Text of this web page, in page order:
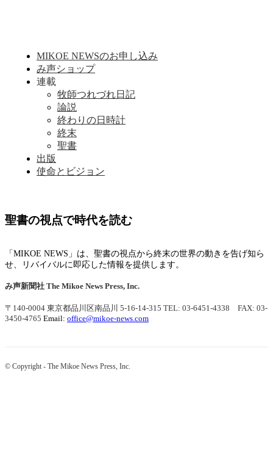
MIKOE NEWSのお申し込み
み声ショップ
連載
牧師つれづれ日記
論説
終わりの日時計
終末
聖書
出版
使命とビジョン
聖書の視点で時代を読む
「MIKOE NEWS」は、聖書の視点から終末の世界の動きを告げ知ら
せ、リバイバルに即応した情報を提供します。
み声新聞社 The Mikoe News Press, Inc.
〒140-0004 東京都品川区南品川 5-16-14-315 TEL: 03-6451-4338 FAX: 03-
3450-4765 Email: office@mikoe-news.com
© Copyright - The Mikoe News Press, Inc.